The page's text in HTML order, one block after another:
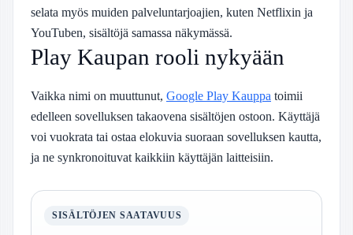
selata myös muiden palveluntarjoajien, kuten Netflixin ja
YouTuben, sisältöjä samassa näkymässä.
Play Kaupan rooli nykyään
Vaikka nimi on muuttunut, Google Play Kauppa toimii
edelleen sovelluksen takaovena sisältöjen ostoon. Käyttäjä
voi vuokrata tai ostaa elokuvia suoraan sovelluksen kautta,
ja ne synkronoituvat kaikkiin käyttäjän laitteisiin.
SISÄLTÖJEN SAATAVUUS